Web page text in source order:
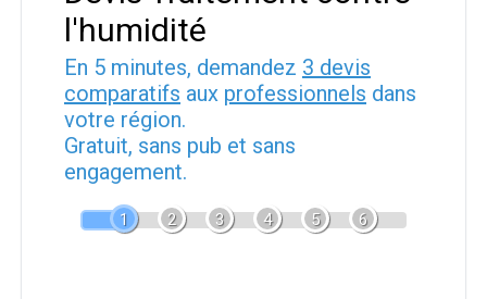
l'humidité
En 5 minutes, demandez 3 devis
comparatifs aux professionnels dans
votre région.
Gratuit, sans pub et sans
engagement.
1 2 3 4 5 6